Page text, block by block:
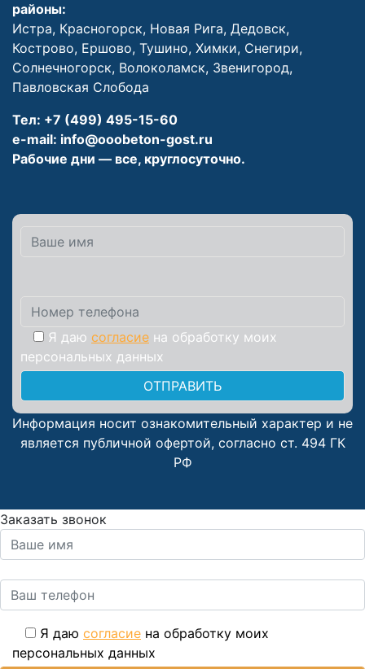
районы:
Истра, Красногорск, Новая Рига, Дедовск,
Кострово, Ершово, Тушино, Химки, Снегири,
Солнечногорск, Волоколамск, Звенигород,
Павловская Слобода
Тел: +7 (499) 495-15-60
e-mail: info@ooobeton-gost.ru
Рабочие дни — все, круглосуточно.
Я даю согласие на обработку моих
персональных данных
Информация носит ознакомительный характер и не
является публичной офертой, согласно ст. 494 ГК
РФ
Заказать звонок
Я даю согласие на обработку моих
персональных данных